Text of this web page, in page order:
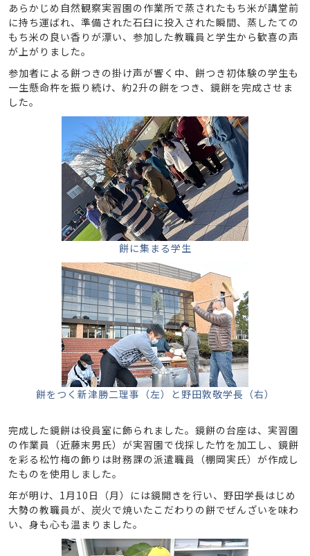
あらかじめ自然観察実習園の作業所で蒸されたもち米が講堂前
に持ち運ばれ、準備された石臼に投入された瞬間、蒸したての
もち米の良い香りが漂い、参加した教職員と学生から歓喜の声
が上がりました。
参加者による餅つきの掛け声が響く中、餅つき初体験の学生も
一生懸命杵を振り続け、約2升の餅をつき、鏡餅を完成させま
した。
餅に集まる学生
餅をつく新津勝二理事（左）と野田敦敬学長（右）
完成した鏡餅は役員室に飾られました。鏡餅の台座は、実習園
の作業員（近藤末男氏）が実習園で伐採した竹を加工し、鏡餅
を彩る松竹梅の飾りは財務課の派遣職員（棚岡実氏）が作成し
たものを使用しました。
年が明け、1月10日（月）には鏡開きを行い、野田学長はじめ
大勢の教職員が、炭火で焼いたこだわりの餅でぜんざいを味わ
い、身も心も温まりました。